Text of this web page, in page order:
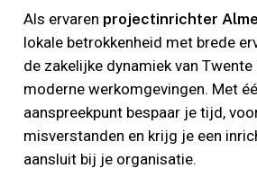
Als ervaren projectinrichter
lokale betrokkenheid met brede
de zakelijke dynamiek van Twente
moderne werkomgevingen. Met
aanspreekpunt bespaar je tijd,
misverstanden en krijg je een
aansluit bij je organisatie.